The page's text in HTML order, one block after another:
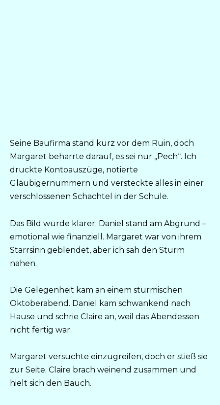
Seine Baufirma stand kurz vor dem Ruin, doch
Margaret beharrte darauf, es sei nur „Pech“. Ich
druckte Kontoauszüge, notierte
Gläubigernummern und versteckte alles in einer
verschlossenen Schachtel in der Schule.
Das Bild wurde klarer: Daniel stand am Abgrund –
emotional wie finanziell. Margaret war von ihrem
Starrsinn geblendet, aber ich sah den Sturm
nahen.
Die Gelegenheit kam an einem stürmischen
Oktoberabend. Daniel kam schwankend nach
Hause und schrie Claire an, weil das Abendessen
nicht fertig war.
Margaret versuchte einzugreifen, doch er stieß sie
zur Seite. Claire brach weinend zusammen und
hielt sich den Bauch.